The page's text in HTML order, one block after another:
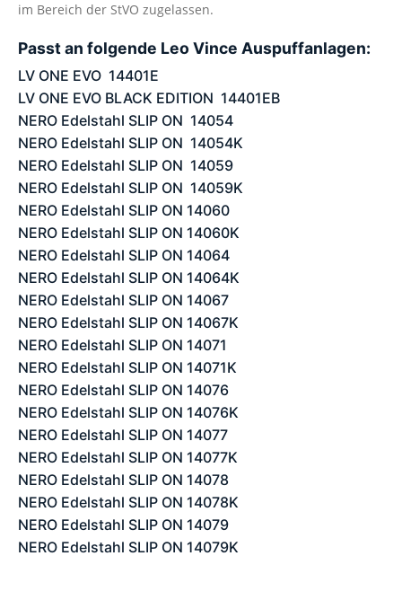
im Bereich der StVO zugelassen.
Passt an folgende Leo Vince Auspuffanlagen:
LV ONE EVO 14401E
LV ONE EVO BLACK EDITION 14401EB
NERO Edelstahl SLIP ON 14054
NERO Edelstahl SLIP ON 14054K
NERO Edelstahl SLIP ON 14059
NERO Edelstahl SLIP ON 14059K
NERO Edelstahl SLIP ON 14060
NERO Edelstahl SLIP ON 14060K
NERO Edelstahl SLIP ON 14064
NERO Edelstahl SLIP ON 14064K
NERO Edelstahl SLIP ON 14067
NERO Edelstahl SLIP ON 14067K
NERO Edelstahl SLIP ON 14071
NERO Edelstahl SLIP ON 14071K
NERO Edelstahl SLIP ON 14076
NERO Edelstahl SLIP ON 14076K
NERO Edelstahl SLIP ON 14077
NERO Edelstahl SLIP ON 14077K
NERO Edelstahl SLIP ON 14078
NERO Edelstahl SLIP ON 14078K
NERO Edelstahl SLIP ON 14079
NERO Edelstahl SLIP ON 14079K